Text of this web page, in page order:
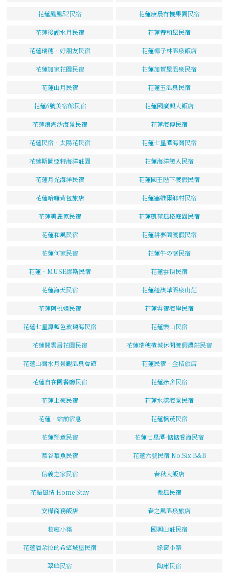
花蓮鳳凰52民宿 花蓮康晨有機果園民宿
花蓮後湖水月民宿 花蓮養和屋民宿
花蓮瑞穗‧好朋友民宿 花蓮椰子林溫泉飯店
花蓮加家花園民宿 花蓮加賀屋溫泉民宿
花蓮山月民宿 花蓮玉溫泉民宿
花蓮6號美宿館民宿 花蓮國廣興大飯店
花蓮浪淘沙海景民宿 花蓮海傳民宿
花蓮民宿‧太陽花民宿 花蓮七星潭海灣民宿
花蓮斯圖亞特海洋莊園 花蓮海洋戀人民宿
花蓮月光海洋民宿 花蓮國王陛下渡假民宿
花蓮哈囉背包旅店 花蓮塞維爾鄉村民宿
花蓮美麗家民宿 花蓮凱苑風格庭園民宿
花蓮和風民宿 花蓮耕夢園渡假民宿
花蓮何家民宿 花蓮牛の窩民宿
花蓮‧MUSE繆斯民宿 花蓮雲頂民宿
花蓮海天民宿 花蓮紐澳華溫泉山莊
花蓮阿桃姐民宿 花蓮雲宿海岸民宿
花蓮七星潭藍色玻璃海民宿 花蓮樂山民宿
花蓮閒雲居花園民宿 花蓮瑞穗檳城休閒渡假農莊民宿
花蓮山灣水月景觀溫泉會館 花蓮民宿．金桔旅店
花蓮自在園餐廳民宿 花蓮綠舍民宿
花蓮上豪民宿 花蓮水漾海景民宿
花蓮‧站前宿息 花蓮楓茂民宿
花蓮翔意民宿 花蓮七星潭-惦惦看海民宿
慕谷慕魚民宿 花蓮六號民宿 No.Six B&B
信義之家民宿 春秋大飯店
花語風情 Home Stay 微風民宿
安樺商務飯店 春之風溫泉旅店
菘庭小築 國興山莊民宿
花蓮潘朵拉的希望城堡民宿 綠窗小築
翠峰民宿 陶庫民宿